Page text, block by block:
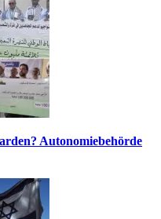
Autonomiebehörde